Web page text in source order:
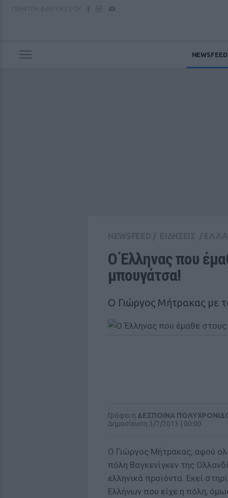
NEWSFEED
Ο Έλληνας που
μπουγάτσα!
Ο Γιώργος Μήτρακας με
Γράφει η ΔΕΣΠΟΙΝΑ
Δημοσίευση 3/7/2013 | 00:00
Ο Γιώργος Μήτρακας, αφού
πόλη Βαγκενίγκεν της
ελληνικά προϊόντα. Εκεί
Ελλήνων που είχε η πόλη,